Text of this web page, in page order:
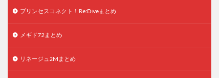
プリンセスコネクト！Re:Diveまとめ
メギド72まとめ
リネージュ2Mまとめ